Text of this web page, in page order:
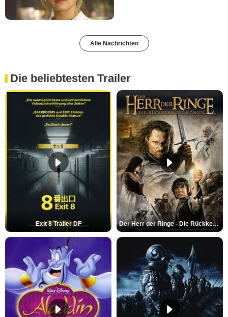
Alle Nachrichten
Die beliebtesten Trailer
Exit 8 Trailer DF Der Herr der Ringe - Die Rückkehr des Königs Trailer OV